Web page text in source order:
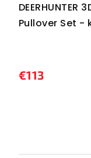
DEERHUNTER
Pullover Set -
€113